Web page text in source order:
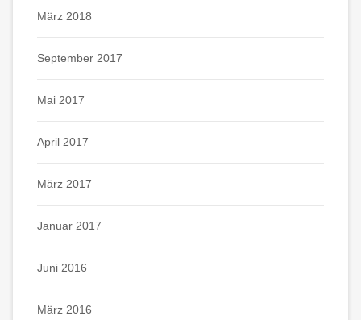
März 2018
September 2017
Mai 2017
April 2017
März 2017
Januar 2017
Juni 2016
März 2016